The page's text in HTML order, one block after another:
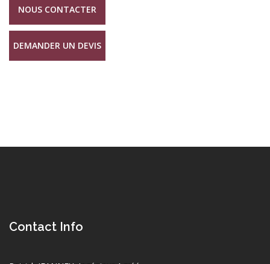
NOUS CONTACTER
DEMANDER UN DEVIS
Contact Info